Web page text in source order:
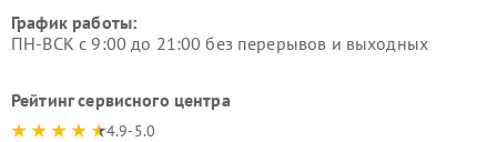
График работы:
ПН-ВСК с 9:00 до 21:00 без перерывов и выходных
Рейтинг сервисного центра
4.9-5.0